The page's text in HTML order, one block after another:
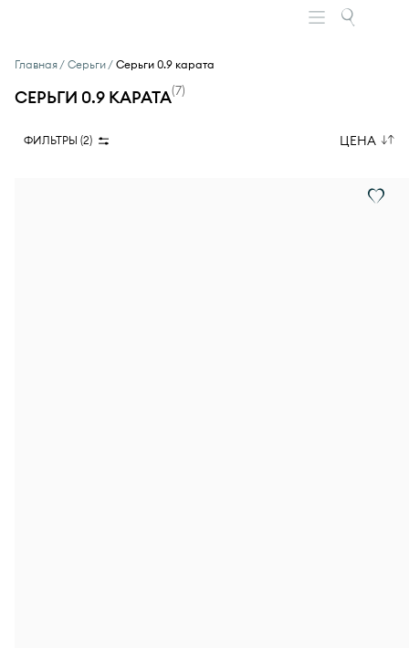
Главная Серьги Серьги 0.9 карата
СЕРЬГИ 0.9 КАРАТА(7)
ФИЛЬТРЫ (2) ЦЕНА